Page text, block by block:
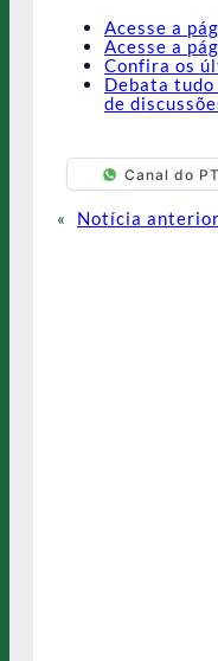
Acesse a
Acesse a
Confira os
Debata tudo
de
Canal do
«
Notícia anterior